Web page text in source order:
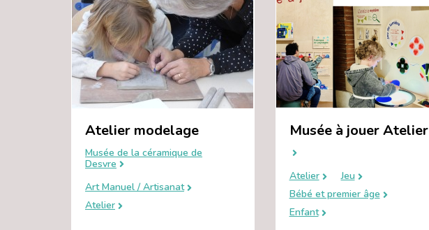
Atelier modelage
Musée de la céramique de
Desvre
Art Manuel / Artisanat
Atelier
Musée à jouer Atelier
Atelier
Jeu
Bébé et premier âge
Enfant